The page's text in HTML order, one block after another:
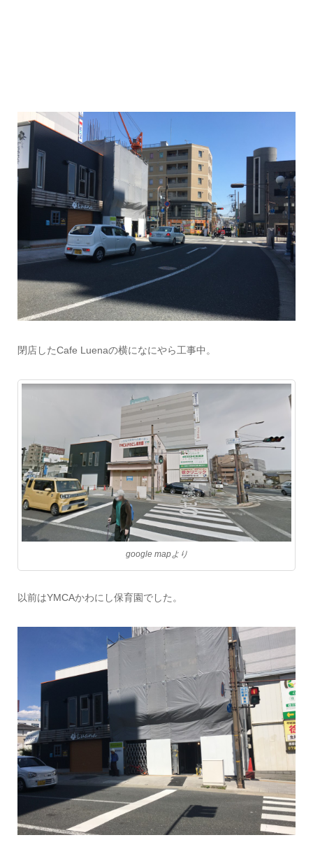
閉店したCafe Luenaの横になにやら工事中。
google mapより
以前はYMCAかわにし保育園でした。